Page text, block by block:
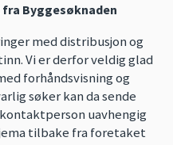
Byggesøknaden
med distribusjon og
Vi er derfor veldig glad
forhåndsvisning og
søker kan da sende
uavhengig
tilbake fra foretaket